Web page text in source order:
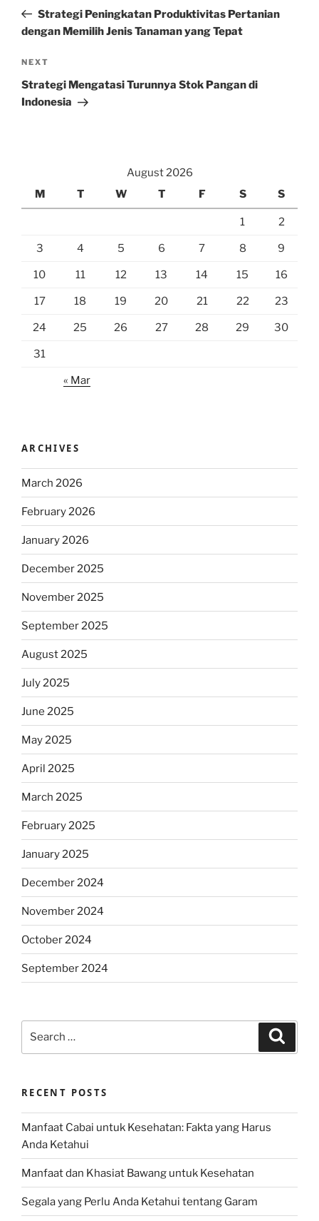
PostStrategi Peningkatan Produktivitas Pertanian
dengan Memilih Jenis Tanaman yang Tepat
Next
Post
NEXT
Strategi Mengatasi Turunnya Stok Pangan di
Indonesia
August 2026
M
T W T F S S
1 2
3 4 5 6 7 8 9
10 11 12 13 14 15 16
17 18 19 20 21 22 23
24 25 26 27 28 29 30
31
« Mar
ARCHIVES
March 2026
February 2026
January 2026
December 2025
November 2025
September 2025
August 2025
July 2025
June 2025
May 2025
April 2025
March 2025
February 2025
January 2025
December 2024
November 2024
October 2024
September 2024
RECENT POSTS
Manfaat Cabai untuk Kesehatan: Fakta yang Harus
Anda Ketahui
Manfaat dan Khasiat Bawang untuk Kesehatan
Segala yang Perlu Anda Ketahui tentang Garam